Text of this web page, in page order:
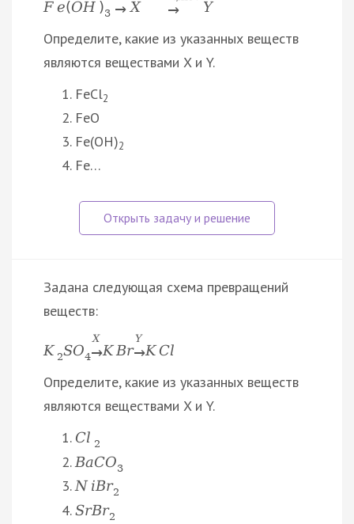
Fe(OH )3 → X → Y
Определите, какие из указанных веществ
являются веществами X и Y.
FeCl2
FeO
Fe(OH)2
Fe…
Задана следующая схема превращений
веществ:
K 2SO4
X
→K Br
Y
→K Cl
Определите, какие из указанных веществ
являются веществами X и Y.
Cl 2
BaCO3
N iBr2
SrBr2